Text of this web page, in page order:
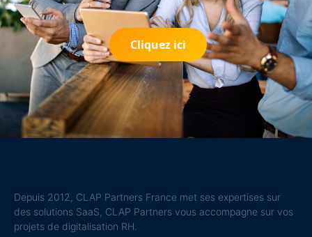
Cliquez ici
Depuis 2012, CLAP Partners France met ses expertises sur
des solutions SaaS, CLAP Partners vous accompagne sur vos
projets de digitalisation RH.